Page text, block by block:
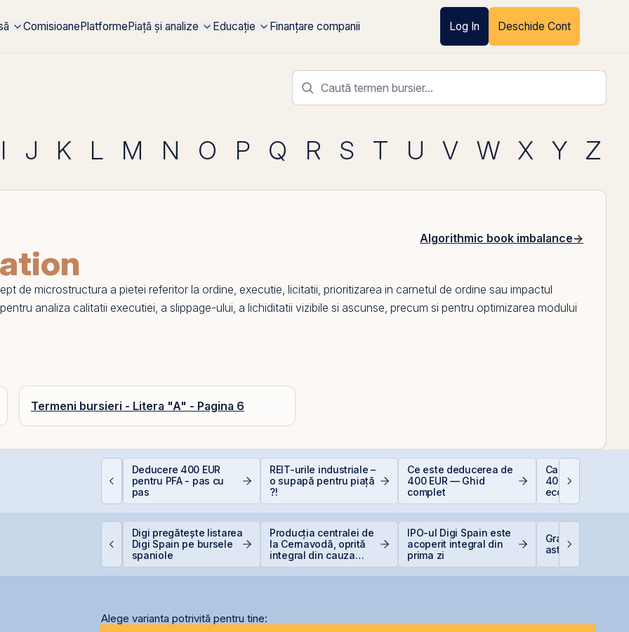
ComisioanePlatformePiață și analize Educație Finanțare companii Log In Deschide Cont
I J K L M N O P Q R S T U V W X Y Z
Algorithmic book imbalance→
de microstructura a pietei referitor la ordine, executie, licitatii, prioritizarea in carnetul de ordine sau impactul
analiza calitatii executiei, a slippage-ului, a lichiditatii vizibile si ascunse, precum si pentru optimizarea modului
Termeni bursieri - Litera "A" - Pagina 6
Deducere 400 EUR
pentru PFA - pas cu
pas
REIT-urile industriale –
o supapă pentru piață
?!
Ce este deducerea de
400 EUR — Ghid
complet
Calculator
400 EUR — cât
economisești
Digi pregătește listarea
Digi Spain pe bursele
spaniole
Producția centralei de
la Cernavodă, oprită
integral din cauza
IPO-ul Digi Spain este
acoperit integral din
prima zi
Graffiti Plus
astăzi pe piața
Alege varianta potrivită pentru tine: